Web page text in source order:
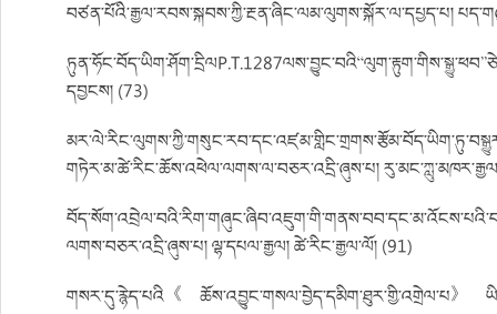
བཙན་པོའི་རྒྱལ་རབས་སྐབས་ཀྱི་རྔན་ཞིང་ལམ་ལུགས་སྐོར་ལ་དཔྱད་པ།
དབྱངས། (73)
གཏེར་མ་ཚེ་རིང་ཆོས་འཕེལ་ལགས་ལ་བཅར་འདྲི་ཞུས་པ།
ལགས་བཅར་འདྲི་ཞུས་པ། ལྷ་དཔལ་རྒྱལ། ཚེ་རིང་རྒྱལ་ལོ། (91)
གསར་དུ་རྙེད་པའི《 ཆོས་འབྱུང་གསལ་བྱེད་དམིག་ཐུར་གྱི་འགྲེལ་པ》